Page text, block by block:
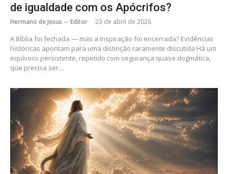
de igualdade com os Apócrifos?
Hermano de Jesus -- Editor 23 de abril de 2026
A Bíblia foi fechada — mas a Inspiração foi encerrada? Evidências
históricas apontam para uma distinção raramente discutida Há um
equívoco persistente, repetido com segurança quase dogmática,
que precisa ser…